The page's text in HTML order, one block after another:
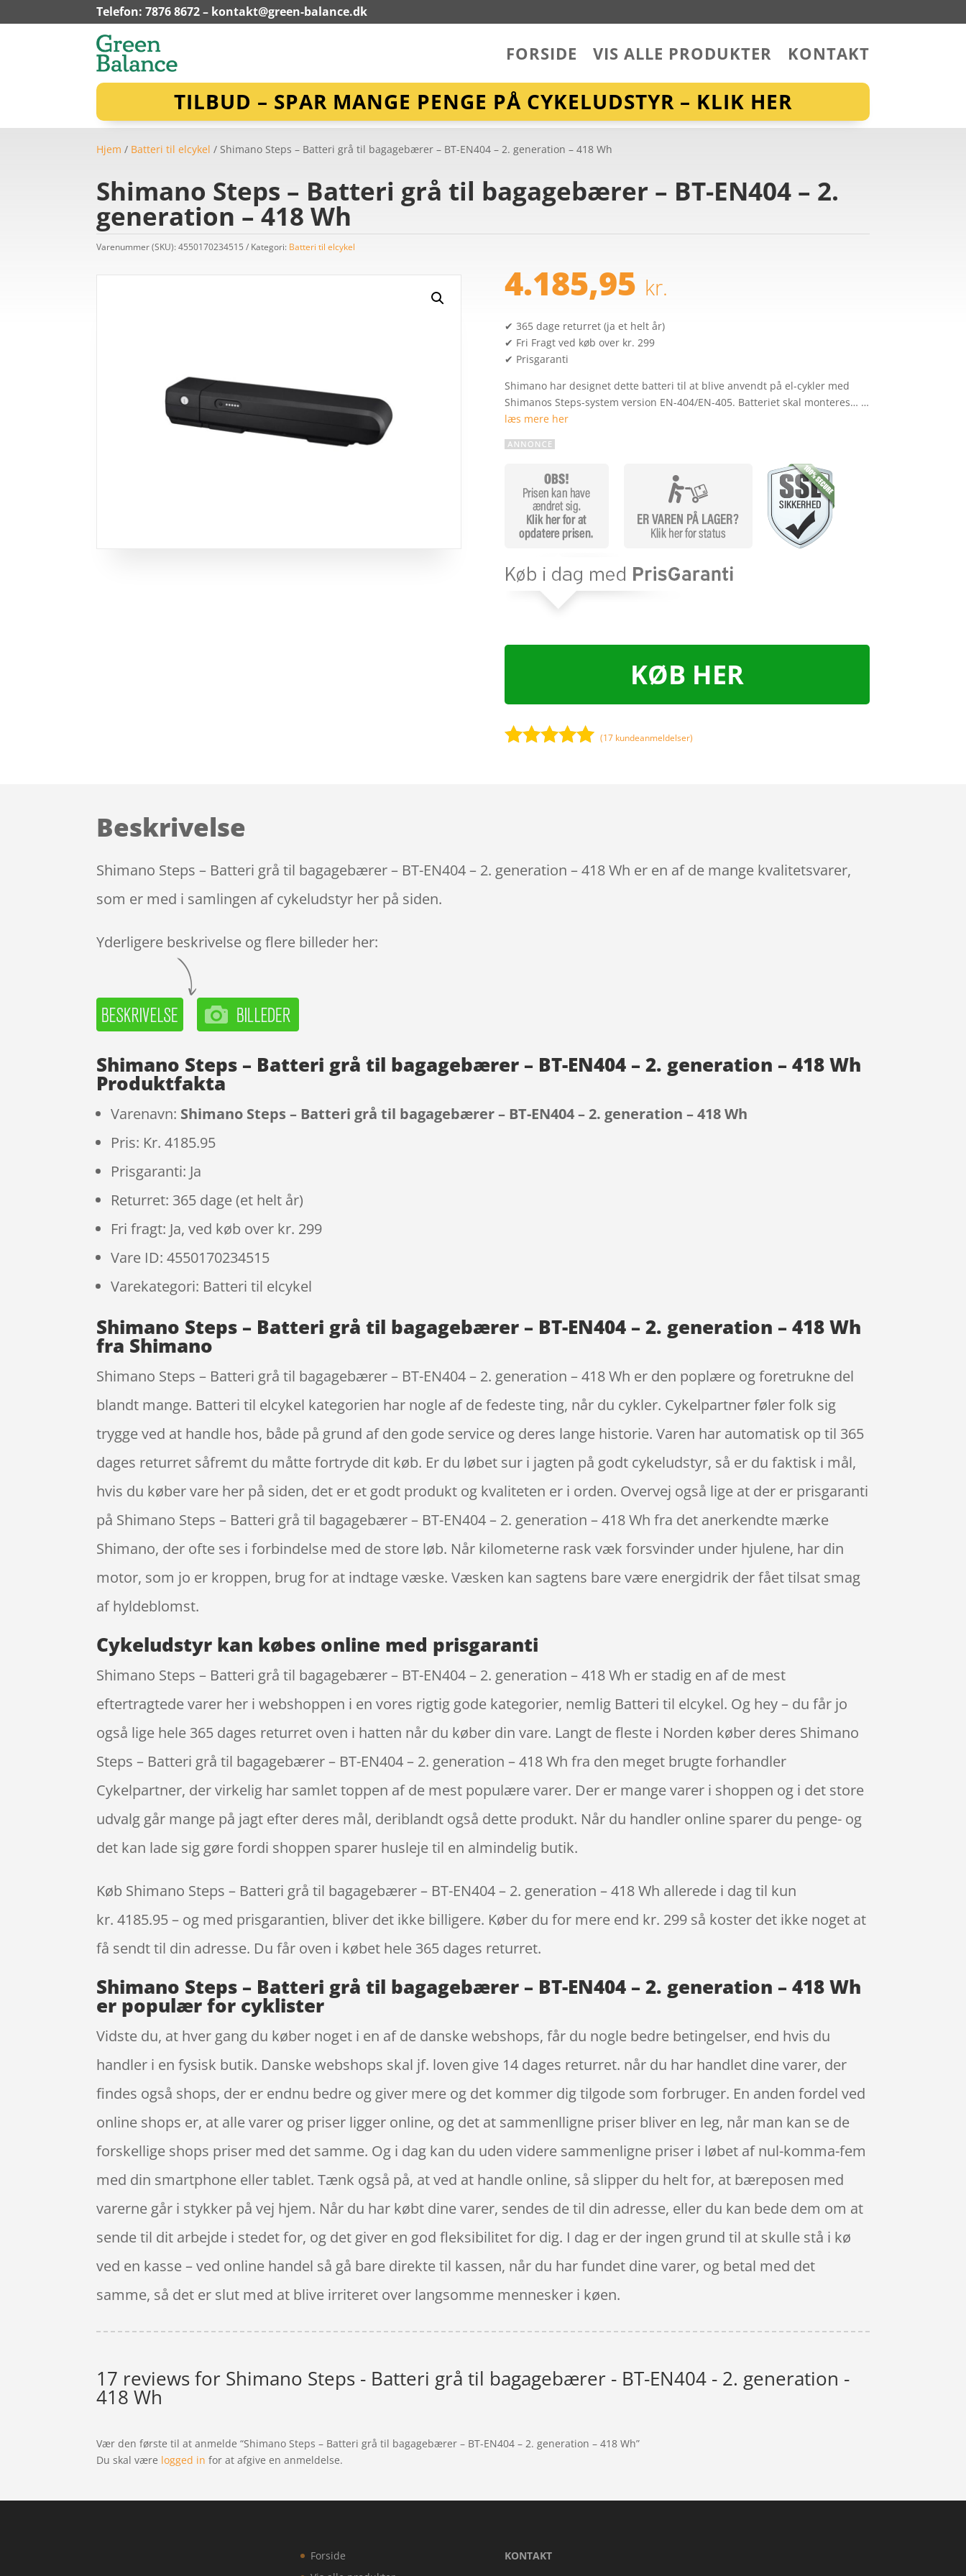
Telefon: 7876 8672 – kontakt@green-balance.dk
FORSIDE VIS ALLE PRODUKTER KONTAKT
TILBUD – SPAR MANGE PENGE PÅ CYKELUDSTYR – KLIK HER
Hjem / Batteri til elcykel / Shimano Steps – Batteri grå til bagagebærer – BT-EN404 – 2. generation – 418 Wh
Shimano Steps – Batteri grå til bagagebærer – BT-EN404 – 2.
generation – 418 Wh
Varenummer (SKU):4550170234515 Kategori: Batteri til elcykel
4.185,95 kr.
✔ 365 dage returret (ja et helt år)
✔ Fri Fragt ved køb over kr. 299
✔ Prisgaranti
Shimano har designet dette batteri til at blive anvendt på el-cykler med
Shimanos Steps-system version EN-404/EN-405. Batteriet skal monteres… …
læs mere her
KØB HER
(17 kundeanmeldelser)
Beskrivelse
Shimano Steps – Batteri grå til bagagebærer – BT-EN404 – 2. generation – 418 Wh er en af de mange kvalitetsvarer,
som er med i samlingen af cykeludstyr her på siden.
Yderligere beskrivelse og flere billeder her:
Shimano Steps – Batteri grå til bagagebærer – BT-EN404 – 2. generation – 418 Wh
Produktfakta
Varenavn: Shimano Steps – Batteri grå til bagagebærer – BT-EN404 – 2. generation – 418 Wh
Pris: Kr. 4185.95
Prisgaranti: Ja
Returret: 365 dage (et helt år)
Fri fragt: Ja, ved køb over kr. 299
Vare ID: 4550170234515
Varekategori: Batteri til elcykel
Shimano Steps – Batteri grå til bagagebærer – BT-EN404 – 2. generation – 418 Wh
fra Shimano
Shimano Steps – Batteri grå til bagagebærer – BT-EN404 – 2. generation – 418 Wh er den poplære og foretrukne del
blandt mange. Batteri til elcykel kategorien har nogle af de fedeste ting, når du cykler. Cykelpartner føler folk sig
trygge ved at handle hos, både på grund af den gode service og deres lange historie. Varen har automatisk op til 365
dages returret såfremt du måtte fortryde dit køb. Er du løbet sur i jagten på godt cykeludstyr, så er du faktisk i mål,
hvis du køber vare her på siden, det er et godt produkt og kvaliteten er i orden. Overvej også lige at der er prisgaranti
på Shimano Steps – Batteri grå til bagagebærer – BT-EN404 – 2. generation – 418 Wh fra det anerkendte mærke
Shimano, der ofte ses i forbindelse med de store løb. Når kilometerne rask væk forsvinder under hjulene, har din
motor, som jo er kroppen, brug for at indtage væske. Væsken kan sagtens bare være energidrik der fået tilsat smag
af hyldeblomst.
Cykeludstyr kan købes online med prisgaranti
Shimano Steps – Batteri grå til bagagebærer – BT-EN404 – 2. generation – 418 Wh er stadig en af de mest
eftertragtede varer her i webshoppen i en vores rigtig gode kategorier, nemlig Batteri til elcykel. Og hey – du får jo
også lige hele 365 dages returret oven i hatten når du køber din vare. Langt de fleste i Norden køber deres Shimano
Steps – Batteri grå til bagagebærer – BT-EN404 – 2. generation – 418 Wh fra den meget brugte forhandler
Cykelpartner, der virkelig har samlet toppen af de mest populære varer. Der er mange varer i shoppen og i det store
udvalg går mange på jagt efter deres mål, deriblandt også dette produkt. Når du handler online sparer du penge- og
det kan lade sig gøre fordi shoppen sparer husleje til en almindelig butik.
Køb Shimano Steps – Batteri grå til bagagebærer – BT-EN404 – 2. generation – 418 Wh allerede i dag til kun
kr. 4185.95 – og med prisgarantien, bliver det ikke billigere. Køber du for mere end kr. 299 så koster det ikke noget at
få sendt til din adresse. Du får oven i købet hele 365 dages returret.
Shimano Steps – Batteri grå til bagagebærer – BT-EN404 – 2. generation – 418 Wh
er populær for cyklister
Vidste du, at hver gang du køber noget i en af de danske webshops, får du nogle bedre betingelser, end hvis du
handler i en fysisk butik. Danske webshops skal jf. loven give 14 dages returret. når du har handlet dine varer, der
findes også shops, der er endnu bedre og giver mere og det kommer dig tilgode som forbruger. En anden fordel ved
online shops er, at alle varer og priser ligger online, og det at sammenlligne priser bliver en leg, når man kan se de
forskellige shops priser med det samme. Og i dag kan du uden videre sammenligne priser i løbet af nul-komma-fem
med din smartphone eller tablet. Tænk også på, at ved at handle online, så slipper du helt for, at bæreposen med
varerne går i stykker på vej hjem. Når du har købt dine varer, sendes de til din adresse, eller du kan bede dem om at
sende til dit arbejde i stedet for, og det giver en god fleksibilitet for dig. I dag er der ingen grund til at skulle stå i kø
ved en kasse – ved online handel så gå bare direkte til kassen, når du har fundet dine varer, og betal med det
samme, så det er slut med at blive irriteret over langsomme mennesker i køen.
17 reviews for Shimano Steps - Batteri grå til bagagebærer - BT-EN404 - 2. generation -
418 Wh
Vær den første til at anmelde “Shimano Steps – Batteri grå til bagagebærer – BT-EN404 – 2. generation – 418 Wh”
Du skal være logged in for at afgive en anmeldelse.
Forside
KONTAKT